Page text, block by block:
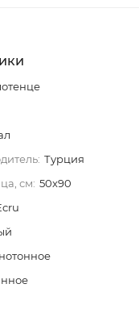
Турция
см: 50x90